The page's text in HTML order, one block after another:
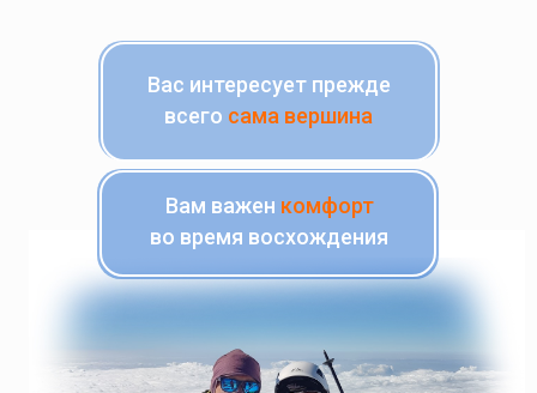
Вам важен комфорт
во время восхождения
Вас интересует прежде
всего сама вершина